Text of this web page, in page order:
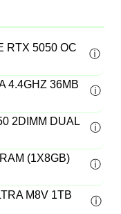
RTX 5050 OC
4.4GHZ 36MB
2DIMM DUAL
(1X8GB)
M8V 1TB